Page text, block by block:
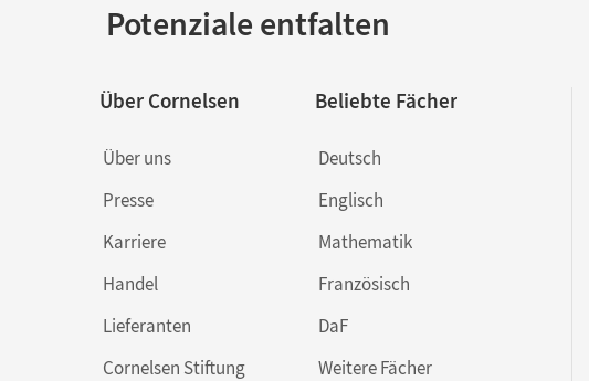
Potenziale entfalten
Über Cornelsen
Über uns
Presse
Karriere
Handel
Lieferanten
Cornelsen Stiftung
Beliebte Fächer
Deutsch
Englisch
Mathematik
Französisch
DaF
Weitere Fächer